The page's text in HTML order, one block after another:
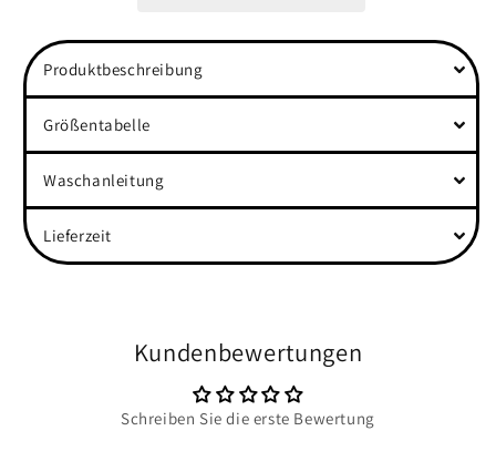
Hoodie
Hoodie
Produktbeschreibung
Größentabelle
Waschanleitung
Lieferzeit
Kundenbewertungen
Schreiben Sie die erste Bewertung